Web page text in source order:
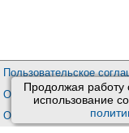
Продолжая работу
использование
Пользовательское
Обработка
О проекте Киберис